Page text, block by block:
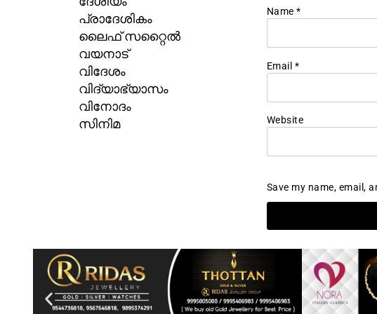
Name *
Email *
Website
Save my name, email,
പ്രാദേശികം
ലൈഫ് സറ്റൈൽ
വയനാട്
വിദേശം
വിദ്യാഭ്യാസം
വിനോദം
സിനിമ